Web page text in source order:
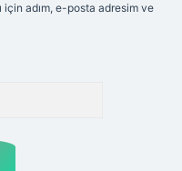
için adım, e-posta adresim ve